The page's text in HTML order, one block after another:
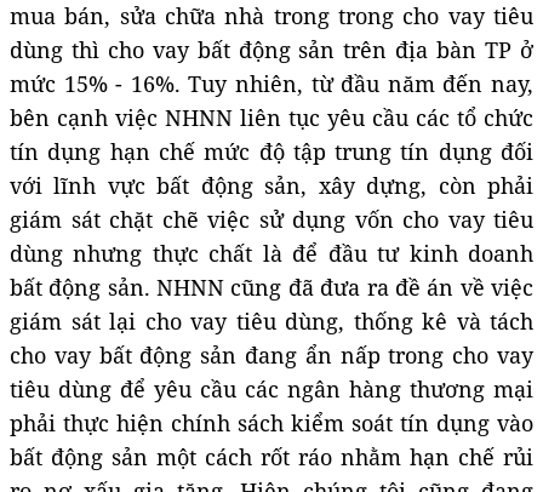
mua bán, sửa chữa nhà trong trong cho vay tiêu
dùng thì cho vay bất động sản trên địa bàn TP ở
mức 15% - 16%. Tuy nhiên, từ đầu năm đến nay,
bên cạnh việc NHNN liên tục yêu cầu các tổ chức
tín dụng hạn chế mức độ tập trung tín dụng đối
với lĩnh vực bất động sản, xây dựng, còn phải
giám sát chặt chẽ việc sử dụng vốn cho vay tiêu
dùng nhưng thực chất là để đầu tư kinh doanh
bất động sản. NHNN cũng đã đưa ra đề án về việc
giám sát lại cho vay tiêu dùng, thống kê và tách
cho vay bất động sản đang ẩn nấp trong cho vay
tiêu dùng để yêu cầu các ngân hàng thương mại
phải thực hiện chính sách kiểm soát tín dụng vào
bất động sản một cách rốt ráo nhằm hạn chế rủi